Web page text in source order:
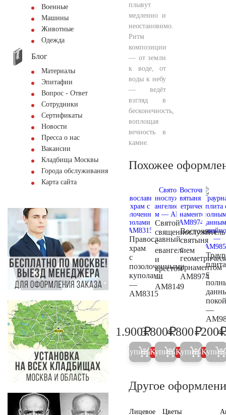
Военные
Машины
Животные
Одежда
Блог
Материалы
Эпитафии
Вопрос - Ответ
Сотрудники
Сертификаты
Новости
Пресса о нас
Вакансии
Кладбища Москвы
Города обслуживания
Карта сайта
плывут
медленно и
неостановимо.
Ритм
композиции
— от земли
к воде, от
воды к небу
— ведёт
взгляд в
бесконечность,
воплощая
вечность в
камне.
Похожее
Православный
храм
с
позолоченными
куполами
—
AM8315
2.000
1.900₽
Купить 5%
Святой
священнослужитель
с
евангелием
и
крестом
—
AM8149
4.000
3.800₽
Купить 5%
Восточная
святыня
с
орнаментом
AM8974
5.000
4.800₽
Купить 5%
плита
с
—
200
Купить
Другое
Лицевое
Цветы